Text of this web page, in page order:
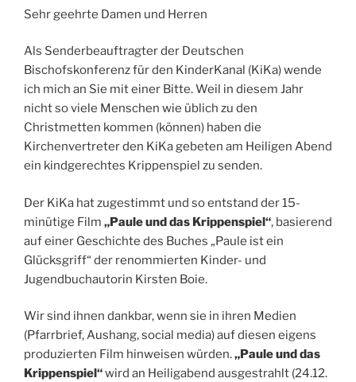
Sehr geehrte Damen und Herren
Als Senderbeauftragter der Deutschen
Bischofskonferenz für den KinderKanal (KiKa) wende
ich mich an Sie mit einer Bitte. Weil in diesem Jahr
nicht so viele Menschen wie üblich zu den
Christmetten kommen (können) haben die
Kirchenvertreter den KiKa gebeten am Heiligen Abend
ein kindgerechtes Krippenspiel zu senden.
Der KiKa hat zugestimmt und so entstand der 15-
minütige Film „Paule und das Krippenspiel“, basierend
auf einer Geschichte des Buches „Paule ist ein
Glücksgriff“ der renommierten Kinder- und
Jugendbuchautorin Kirsten Boie.
Wir sind ihnen dankbar, wenn sie in ihren Medien
(Pfarrbrief, Aushang, social media) auf diesen eigens
produzierten Film hinweisen würden.„Paule und das
Krippenspiel“wird an Heiligabend ausgestrahlt (24.12.